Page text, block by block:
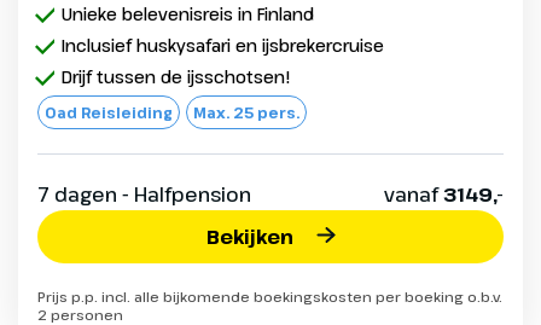
Unieke belevenisreis in Finland
Inclusief huskysafari en ijsbrekercruise
Drijf tussen de ijsschotsen!
Oad Reisleiding Max. 25 pers.
7 dagen - Halfpension vanaf3149,-
Bekijken
Prijs p.p. incl. alle bijkomende boekingskosten per boeking o.b.v.
2 personen